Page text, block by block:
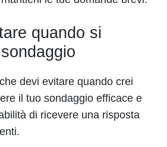
quando si
devi evitare quando crei
il tuo sondaggio efficace e
di ricevere una risposta